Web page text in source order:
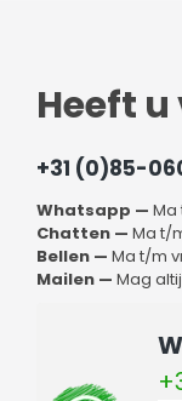
Heeft
+31 (0)85-
Whatsapp — Ma
Chatten — Ma t/
Bellen — Ma t/m
Mailen — Mag